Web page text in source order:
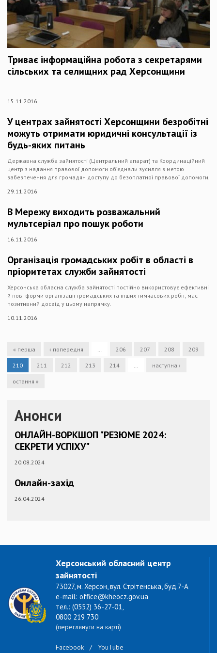
Триває інформаційна робота з секретарями
сільських та селищних рад Херсонщини
15.11.2016
У центрах зайнятості Херсонщини безробітні
можуть отримати юридичні консультації із
будь-яких питань
Державна служба зайнятості (Центральний апарат) та Координаційний
центр з надання правової допомоги об’єднали зусилля з метою
забезпечення для громадян доступу до безоплатної правової допомоги.
29.11.2016
В Мережу виходить розважальний
мультсеріал про пошук роботи
16.11.2016
Організація громадських робіт в області в
пріоритетах служби зайнятості
Херсонська обласна служба зайнятості постійно використовує ефективні
й нові форми організації громадських та інших тимчасових робіт, має
позитивний досвід у цьому напрямку.
10.11.2016
« перша ‹ попередня 206 207 208 209
210 211 212 213 214 наступна ›
остання »
Анонси
ОНЛАЙН-ВОРКШОП "РЕЗЮМЕ 2024:
СЕКРЕТИ УСПІХУ"
20.08.2024
Онлайн-захід
26.04.2024
Херсонський обласний центр
зайнятості
73027, м. Херсон, вул. Стрітенська, буд.7-А
e-mail: office@kheocz.gov.ua
тел.: (0552) 36-27-01,
0800 219 730
(переглянути на карті)
Facebook / YouTube